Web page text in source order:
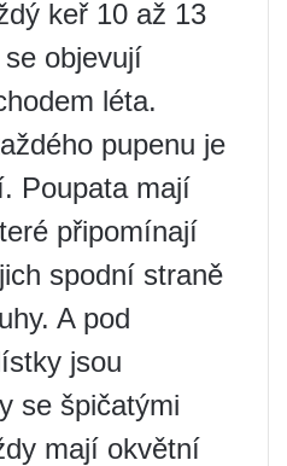
keř 10 až 13
objevují
léta.
pupenu je
Poupata mají
připomínají
spodní straně
A pod
jsou
se špičatými
mají okvětní